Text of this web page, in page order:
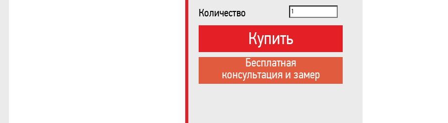
Количество
Купить
Бесплатная
консультация и замер